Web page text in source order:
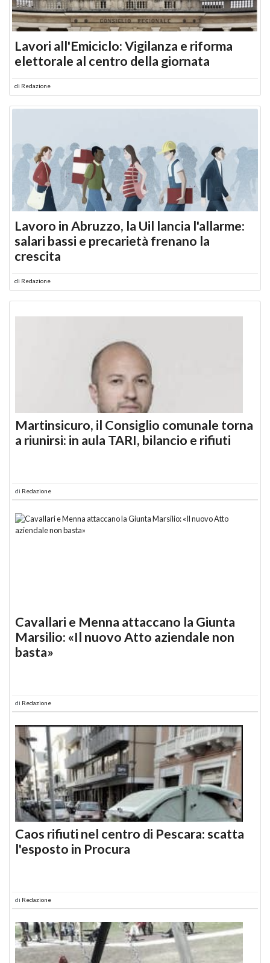
Lavori all'Emiciclo: Vigilanza e riforma
elettorale al centro della giornata
di Redazione
Lavoro in Abruzzo, la Uil lancia l'allarme:
salari bassi e precarietà frenano la
crescita
di Redazione
Martinsicuro, il Consiglio comunale torna
a riunirsi: in aula TARI, bilancio e rifiuti
di Redazione
Cavallari e Menna attaccano la Giunta
Marsilio: «Il nuovo Atto aziendale non
basta»
di Redazione
Caos rifiuti nel centro di Pescara: scatta
l'esposto in Procura
di Redazione